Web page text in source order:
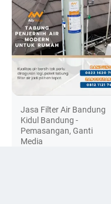
Jasa Filter Air Bandung
Kidul Bandung -
Pemasangan, Ganti
Media